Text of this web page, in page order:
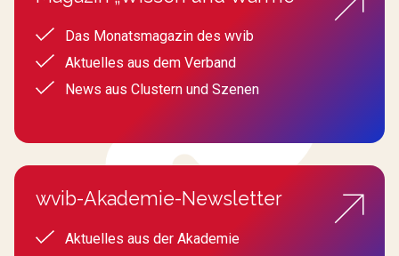
Das Monatsmagazin des wvib
Aktuelles aus dem Verband
News aus Clustern und Szenen
wvib-Akademie-Newsletter
Aktuelles aus der Akademie